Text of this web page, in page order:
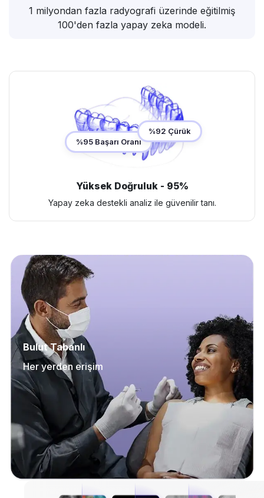
1 milyondan fazla radyografi üzerinde eğitilmiş
100'den fazla yapay zeka modeli.
%95 Başarı Oranı
%92 Çürük
Yüksek Doğruluk - 95%
Yapay zeka destekli analiz ile güvenilir tanı.
Bulut Tabanlı
Her yerden erişim